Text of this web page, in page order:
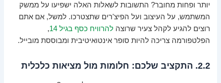
יותר ופחות מחובר? התשובות לשאלות האלה ישפיעו על ממשק
המשתמש, על העיצוב ועל הפיצ'רים שתצטרכו. למשל, אם אתם
רוצים להגיע לקהל צעיר שרוצהלהרוויח כסף בגיל 14
,
הפלטפורמה צריכה להיות סופר אינטואיטיבית ומבוססת מובייל.
2.2. התקציב שלכם: חלומות מול מציאות כלכלית